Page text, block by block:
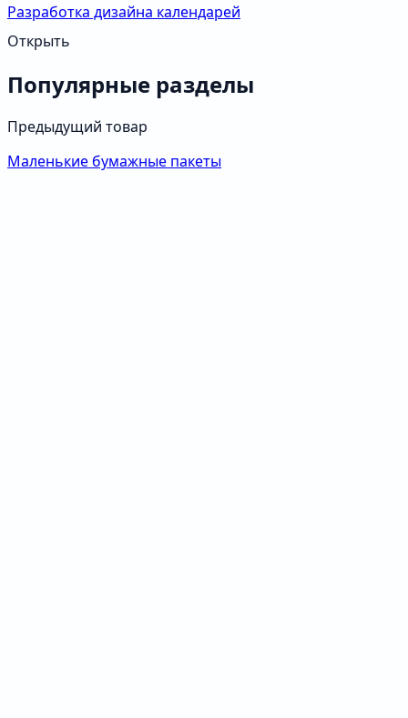
Разработка дизайна календарей
Открыть
Популярные разделы
Предыдущий товар
Маленькие бумажные пакеты